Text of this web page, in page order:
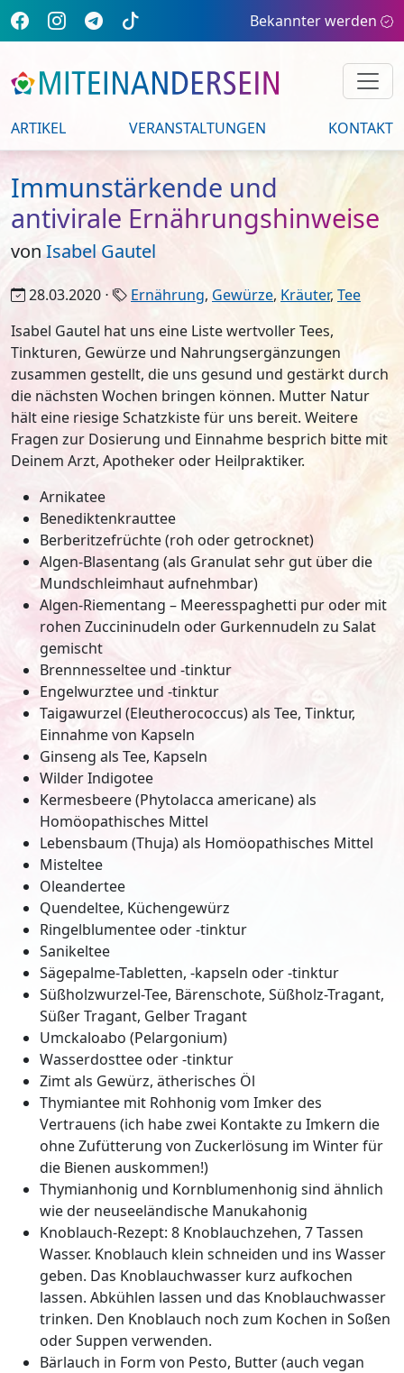
Bekannter werden
ARTIKEL VERANSTALTUNGEN KONTAKT
Immunstärkende und
antivirale Ernährungshinweise
vonIsabel Gautel
28.03.2020 ⋅ Ernährung, Gewürze, Kräuter, Tee
Isabel Gautel hat uns eine Liste wertvoller Tees,
Tinkturen, Gewürze und Nahrungsergänzungen
zusammen gestellt, die uns gesund und gestärkt durch
die nächsten Wochen bringen können. Mutter Natur
hält eine riesige Schatzkiste für uns bereit. Weitere
Fragen zur Dosierung und Einnahme besprich bitte mit
Deinem Arzt, Apotheker oder Heilpraktiker.
Arnikatee
Benediktenkrauttee
Berberitzefrüchte (roh oder getrocknet)
Algen-Blasentang (als Granulat sehr gut über die
Mundschleimhaut aufnehmbar)
Algen-Riementang – Meeresspaghetti pur oder mit
rohen Zuccininudeln oder Gurkennudeln zu Salat
gemischt
Brennnesseltee und -tinktur
Engelwurztee und -tinktur
Taigawurzel (Eleutherococcus) als Tee, Tinktur,
Einnahme von Kapseln
Ginseng als Tee, Kapseln
Wilder Indigotee
Kermesbeere (Phytolacca americane) als
Homöopathisches Mittel
Lebensbaum (Thuja) als Homöopathisches Mittel
Misteltee
Oleandertee
Quendeltee, Küchengewürz
Ringelblumentee oder -tinktur
Sanikeltee
Sägepalme-Tabletten, -kapseln oder -tinktur
Süßholzwurzel-Tee, Bärenschote, Süßholz-Tragant,
Süßer Tragant, Gelber Tragant
Umckaloabo (Pelargonium)
Wasserdosttee oder -tinktur
Zimt als Gewürz, ätherisches Öl
Thymiantee mit Rohhonig vom Imker des
Vertrauens (ich habe zwei Kontakte zu Imkern die
ohne Zufütterung von Zuckerlösung im Winter für
die Bienen auskommen!)
Thymianhonig und Kornblumenhonig sind ähnlich
wie der neuseeländische Manukahonig
Knoblauch-Rezept: 8 Knoblauchzehen, 7 Tassen
Wasser. Knoblauch klein schneiden und ins Wasser
geben. Das Knoblauchwasser kurz aufkochen
lassen. Abkühlen lassen und das Knoblauchwasser
trinken. Den Knoblauch noch zum Kochen in Soßen
oder Suppen verwenden.
Bärlauch in Form von Pesto, Butter (auch vegan